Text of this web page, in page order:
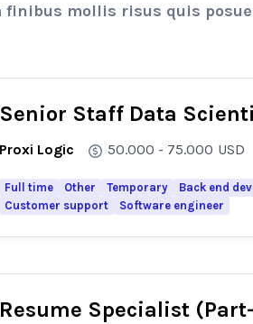
finibus mollis risus quis
Senior Staff Data
Proxi Logic 50.000 - 75.000 USD
Full time Other Temporary
Back end
Customer support
Software engineer
Resume Specialist (Part-